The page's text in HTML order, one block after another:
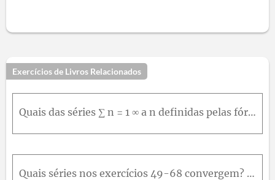
Exercícios de Livros Relacionados
Quais das séries ∑ n = 1 ∞ a n definidas pelas fórmulas nos Exercícios 1-4 convergem? E quais divergem? Justifique suas respostas.4. ∑ n = 2 ∞ log n ⁡ ( n ! ) n 3
Quais séries nos exercícios 49-68 convergem? E quais divergem? Justifique suas respostas. Se a série converge, calcule sua soma. ∑ n = 1 ∞ 1 - 1 n n